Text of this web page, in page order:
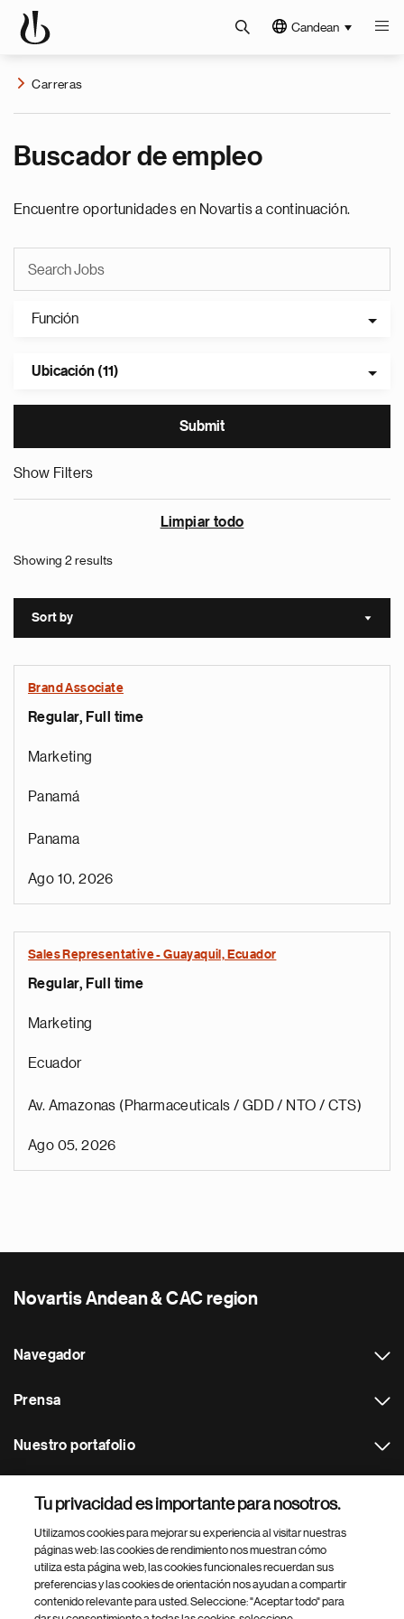
Candean
Carreras
Buscador de empleo
Encuentre oportunidades en Novartis a continuación.
Función
Ubicación (11)
Show Filters
Limpiar todo
Showing 2 results
Sort by Sort
Brand Associate
Regular, Full time
Marketing
Panamá
Panama
Ago 10, 2026
Sales Representative - Guayaquil, Ecuador
Regular, Full time
Marketing
Ecuador
Av. Amazonas (Pharmaceuticals / GDD / NTO / CTS)
Ago 05, 2026
Novartis Andean & CAC region
Navegador
Prensa
Nuestro portafolio
Footer Site Search
Tu privacidad es importante para nosotros.
Utilizamos cookies para mejorar su experiencia al visitar nuestras
páginas web: las cookies de rendimiento nos muestran cómo
utiliza esta página web, las cookies funcionales recuerdan sus
preferencias y las cookies de orientación nos ayudan a compartir
contenido relevante para usted. Seleccione: "Aceptar todo" para